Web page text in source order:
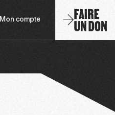
Mon compte FAIRE
UN DON